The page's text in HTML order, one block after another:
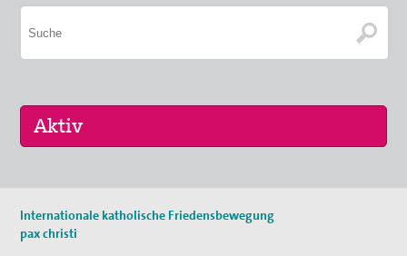
Fahrradpilgertour 2026
Internationale katholische Friedensbewegung
pax christi